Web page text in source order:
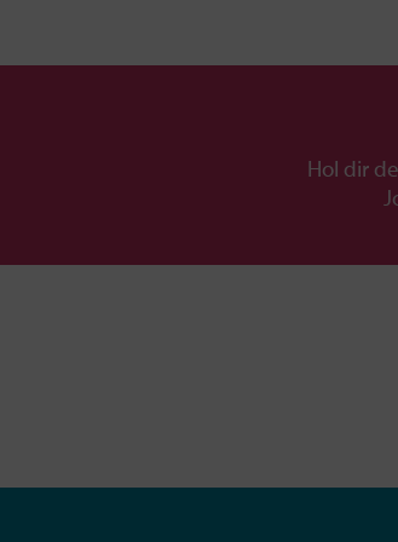
Hol dir